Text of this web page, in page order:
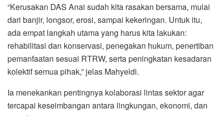
“Kerusakan DAS Anai sudah kita rasakan bersama, mulai
dari banjir, longsor, erosi, sampai kekeringan. Untuk itu,
ada empat langkah utama yang harus kita lakukan:
rehabilitasi dan konservasi, penegakan hukum, penertiban
pemanfaatan sesuai RTRW, serta peningkatan kesadaran
kolektif semua pihak,” jelas Mahyeldi.
Ia menekankan pentingnya kolaborasi lintas sektor agar
tercapai keseimbangan antara lingkungan, ekonomi, dan